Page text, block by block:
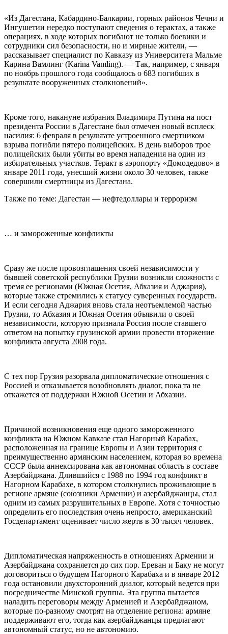
«Из Дагестана, Кабардино-Балкарии, горных районов Чечни и
Ингушетии нередко поступают сведения о терактах, а также
операциях, в ходе которых погибают не только боевики и
сотрудники сил безопасности, но и мирные жители, —
рассказывает специалист по Кавказу из Университета Мальме
Карина Вамлинг (Karina Vamling). — Так, например, с января
по ноябрь прошлого года сообщалось о 683 погибших в
результате вооруженных столкновений».
Кроме того, накануне избрания Владимира Путина на пост
президента России в Дагестане был отмечен новый всплеск
насилия: 6 февраля в результате устроенного смертником
взрыва погибли пятеро полицейских. В день выборов трое
полицейских были убиты во время нападения на один из
избирательных участков. Теракт в аэропорту «Домодедово» в
январе 2011 года, унесший жизни около 30 человек, также
совершили смертницы из Дагестана.
Также по теме: Дагестан — нефтедоллары и терроризм
… и замороженные конфликты
Сразу же после провозглашения своей независимости у
бывшей советской республики Грузии возникли сложности с
тремя ее регионами (Южная Осетия, Абхазия и Аджария),
которые также стремились к статусу суверенных государств.
И если сегодня Аджария вновь стала неотъемлемой частью
Грузии, то Абхазия и Южная Осетия объявили о своей
независимости, которую признала Россия после ставшего
ответом на попытку грузинской армии провести вторжение
конфликта августа 2008 года.
С тех пор Грузия разорвала дипломатические отношения с
Россией и отказывается возобновлять диалог, пока та не
откажется от поддержки Южной Осетии и Абхазии.
Причиной возникновения еще одного замороженного
конфликта на Южном Кавказе стал Нагорный Карабах,
расположенная на границе Европы и Азии территория с
преимущественно армянским населением, которая во времена
СССР была аннексирована как автономная область в составе
Азербайджана. Длившийся с 1988 по 1994 год конфликт в
Нагорном Карабахе, в котором столкнулись проживающие в
регионе армяне (союзники Армении) и азербайджанцы, стал
одним из самых разрушительных в Европе. Хотя с точностью
определить его последствия очень непросто, американский
Госдепартамент оценивает число жертв в 30 тысяч человек.
Дипломатическая напряженность в отношениях Армении и
Азербайджана сохраняется до сих пор. Ереван и Баку не могут
договориться о будущем Нагорного Карабаха и в январе 2012
года остановили двухсторонний диалог, который ведется при
посредничестве Минской группы. Эта группа пытается
наладить переговоры между Арменией и Азербайджаном,
которые по-разному смотрят на отделение региона: армяне
поддерживают его, тогда как азербайджанцы предлагают
автономный статус, но не автономию.